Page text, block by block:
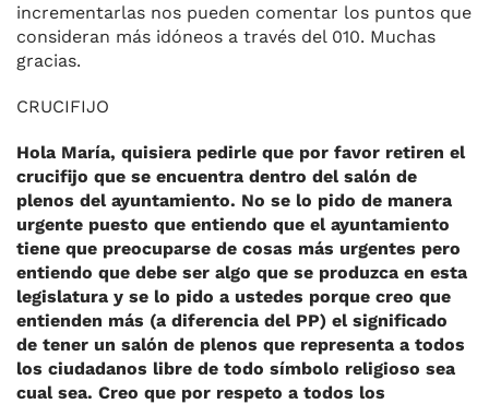
incrementarlas nos pueden comentar los puntos que
consideran más idóneos a través del 010. Muchas
gracias.
CRUCIFIJO
Hola María, quisiera pedirle que por favor retiren el
crucifijo que se encuentra dentro del salón de
plenos del ayuntamiento. No se lo pido de manera
urgente puesto que entiendo que el ayuntamiento
tiene que preocuparse de cosas más urgentes pero
entiendo que debe ser algo que se produzca en esta
legislatura y se lo pido a ustedes porque creo que
entienden más (a diferencia del PP) el significado
de tener un salón de plenos que representa a todos
los ciudadanos libre de todo símbolo religioso sea
cual sea. Creo que por respeto a todos los